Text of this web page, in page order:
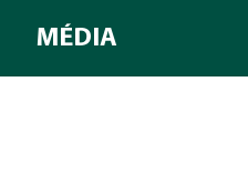
MÉDIA